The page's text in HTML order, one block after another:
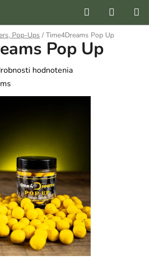
Hľadať
KOŠÍK
Pop-Ups / Time4Dreams Pop Up
Pop Up
hodnotenia